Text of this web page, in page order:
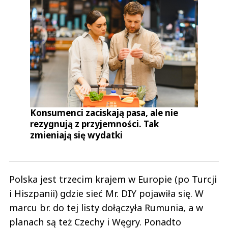
Konsumenci zaciskają pasa, ale nie
rezygnują z przyjemności. Tak
zmieniają się wydatki
Polska jest trzecim krajem w Europie (po Turcji
i Hiszpanii) gdzie sieć Mr. DIY pojawiła się. W
marcu br. do tej listy dołączyła Rumunia, a w
planach są też Czechy i Węgry. Ponadto